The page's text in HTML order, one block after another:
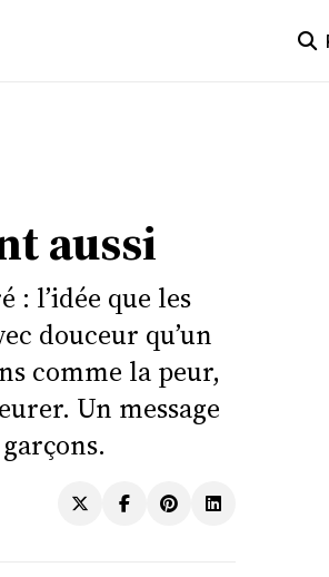
aussi
: l’idée que les
douceur qu’un
comme la peur,
Un message